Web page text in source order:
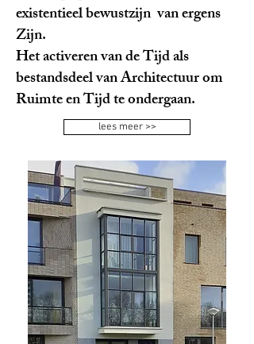
existentieel bewustzijn van ergens
Zijn.
Het activeren van de Tijd als
bestandsdeel van Architectuur om
Ruimte en Tijd te ondergaan.
lees meer >>